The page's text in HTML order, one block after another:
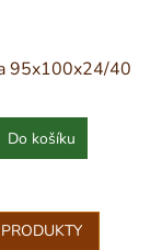
95x100x24/40
Do košíku